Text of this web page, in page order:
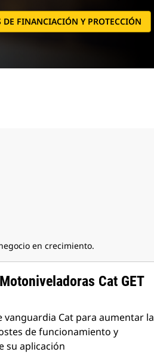
DE FINANCIACIÓN Y PROTECCIÓN
en crecimiento.
Cat GET
vanguardia Cat para aumentar la
de funcionamiento y
su aplicación